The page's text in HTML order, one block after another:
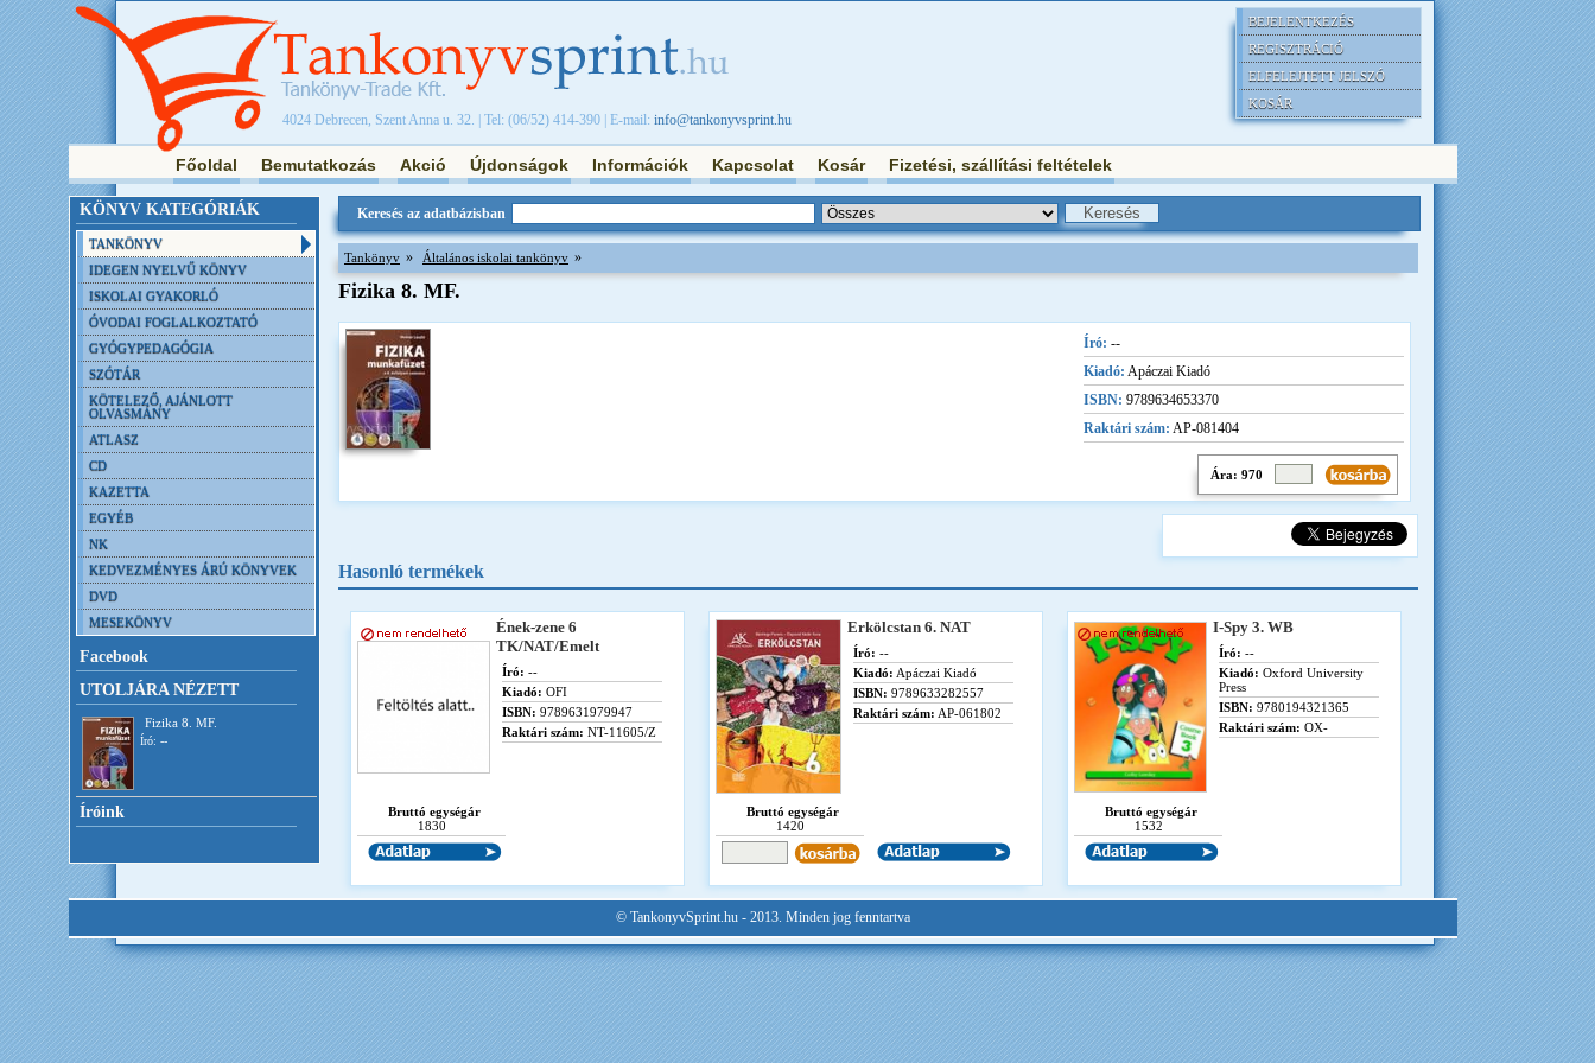
4024 Debrecen, Szent Anna u. 32. | Tel: (06/52) 414-390 | E-mail: info@tankonyvsprint.hu
BEJELENTKEZÉS
REGISZTRÁCIÓ
ELFELEJTETT JELSZÓ
KOSÁR
Főoldal Bemutatkozás Akció Újdonságok Információk Kapcsolat Kosár Fizetési, szállítási feltételek
KÖNYV KATEGÓRIÁK
TANKÖNYV
IDEGEN NYELVŰ KÖNYV
ISKOLAI GYAKORLÓ
ÓVODAI FOGLALKOZTATÓ
GYÓGYPEDAGÓGIA
SZÓTÁR
KÖTELEZŐ, AJÁNLOTT
OLVASMÁNY
ATLASZ
CD
KAZETTA
EGYÉB
NK
KEDVEZMÉNYES ÁRÚ KÖNYVEK
DVD
MESEKÖNYV
Facebook
UTOLJÁRA NÉZETT
Fizika 8. MF.
Író: --
Íróink
Keresés az adatbázisban
Tankönyv » Általános iskolai tankönyv »
Fizika 8. MF.
Író: --
Kiadó: Apáczai Kiadó
ISBN: 9789634653370
Raktári szám: AP-081404
Ára: 970
Hasonló termékek
Ének-zene 6
TK/NAT/Emelt
Író: --
Kiadó: OFI
ISBN: 9789631979947
Raktári szám: NT-11605/Z
Bruttó egységár
1830
Erkölcstan 6. NAT
Író: --
Kiadó: Apáczai Kiadó
ISBN: 9789633282557
Raktári szám: AP-061802
Bruttó egységár
1420
I-Spy 3. WB
Író: --
Kiadó: Oxford University
Press
ISBN: 9780194321365
Raktári szám: OX-
Bruttó egységár
1532
© TankonyvSprint.hu - 2013. Minden jog fenntartva